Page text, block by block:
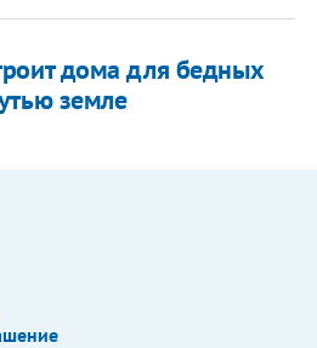
дома для бедных
земле